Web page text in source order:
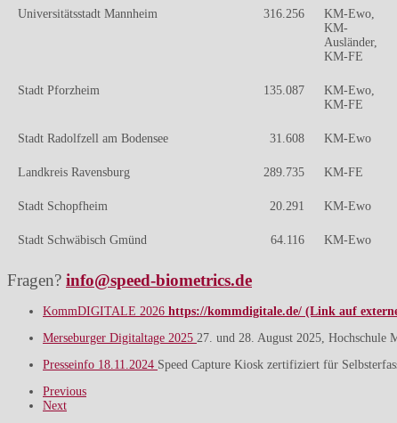
Universitätsstadt Mannheim 316.256
KM-Ewo,
KM-
Ausländer,
KM-FE
Stadt Pforzheim 135.087
KM-Ewo,
KM-FE
Stadt Radolfzell am Bodensee 31.608 KM-Ewo
Landkreis Ravensburg 289.735 KM-FE
Stadt Schopfheim 20.291 KM-Ewo
Stadt Schwäbisch Gmünd 64.116 KM-Ewo
Fragen? info@speed-biometrics.de
KommDIGITALE 2026 https://kommdigitale.de/ (Link auf
Merseburger Digitaltage 2025 27. und 28. August 2025, Hochschule
Presseinfo 18.11.2024 Speed Capture Kiosk zertifiziert für
Previous
Next